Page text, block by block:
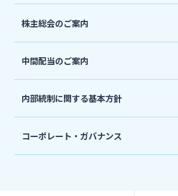
ニュースリリース一覧
採用情報
お問い合わせ先一覧
会社説明会資料
投資家向け説明会資料
English
株主総会のご案内
中間配当のご案内
内部統制に関する基本方針
コーポレート・ガバナンス